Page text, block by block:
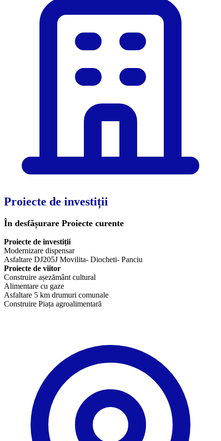
Proiecte de investiții
În desfășurare Proiecte curente
Proiecte de investiții
Modernizare dispensar
Asfaltare DJ205J Movilita- Diocheti- Panciu
Proiecte de viitor
Construire așezământ cultural
Alimentare cu gaze
Asfaltare 5 km drumuri comunale
​Construire Piața agroalimentară